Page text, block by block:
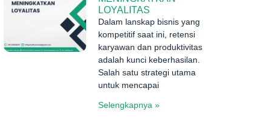
LOYALITAS
Dalam lanskap bisnis yang
kompetitif saat ini, retensi
karyawan dan produktivitas
adalah kunci keberhasilan.
Salah satu strategi utama
untuk mencapai
Selengkapnya »